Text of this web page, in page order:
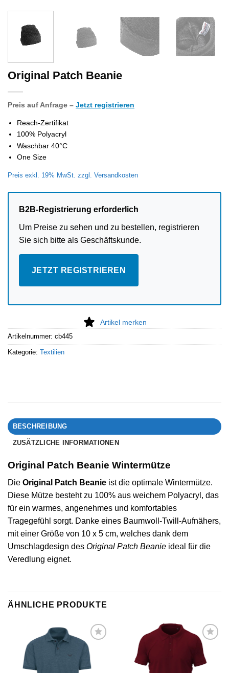
Original Patch Beanie
Preis auf Anfrage – Jetzt registrieren
Reach-Zertifikat
100% Polyacryl
Waschbar 40°C
One Size
Preis exkl. 19% MwSt. zzgl. Versandkosten
B2B-Registrierung erforderlich
Um Preise zu sehen und zu bestellen, registrieren
Sie sich bitte als Geschäftskunde.
JETZT REGISTRIEREN
Artikel merken
Artikelnummer: cb445
Kategorie: Textilien
BESCHREIBUNG
ZUSÄTZLICHE INFORMATIONEN
Original Patch Beanie Wintermütze
Die Original Patch Beanie ist die optimale Wintermütze.
Diese Mütze besteht zu 100% aus weichem Polyacryl, das
für ein warmes, angenehmes und komfortables
Tragegefühl sorgt. Danke eines Baumwoll-Twill-Aufnähers,
mit einer Größe von 10 x 5 cm, welches dank dem
Umschlagdesign des Original Patch Beanie ideal für die
Veredlung eignet.
ÄHNLICHE PRODUKTE
Artikel
merken
Artikel
merken